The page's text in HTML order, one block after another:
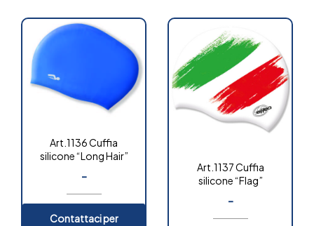
Art.1136 Cuffia
silicone “Long Hair”
-
Contattaci per
Art.1137 Cuffia
silicone “Flag”
-